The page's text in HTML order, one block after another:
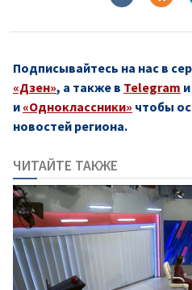
Подписывайтесь на нас в
«Дзен», а также в Telegram
и «Одноклассники» чтобы
новостей региона.
ЧИТАЙТЕ ТАКЖЕ